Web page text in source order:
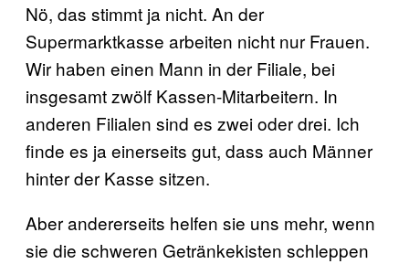
Nö, das stimmt ja nicht. An der
Supermarktkasse arbeiten nicht nur Frauen.
Wir haben einen Mann in der Filiale, bei
insgesamt zwölf Kassen-Mitarbeitern. In
anderen Filialen sind es zwei oder drei. Ich
finde es ja einerseits gut, dass auch Männer
hinter der Kasse sitzen.
Aber andererseits helfen sie uns mehr, wenn
sie die schweren Getränkekisten schleppen